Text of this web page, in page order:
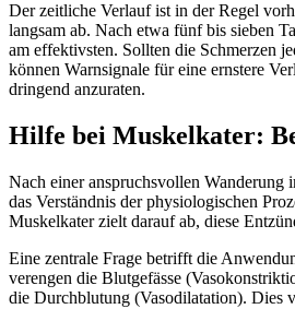
Der zeitliche Verlauf ist in der Regel
langsam ab. Nach etwa fünf bis sieben
am effektivsten. Sollten die Schmerzen
können Warnsignale für eine ernstere
dringend anzuraten.
Hilfe bei Muskelkater:
Nach einer anspruchsvollen Wanderung
das Verständnis der physiologischen
Muskelkater zielt darauf ab, diese
Eine zentrale Frage betrifft die
verengen die Blutgefässe
die Durchblutung (Vasodilatation). Dies